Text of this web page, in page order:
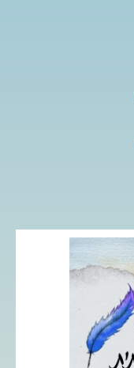
אישי, המאפשר
מחסומי כתיבה.